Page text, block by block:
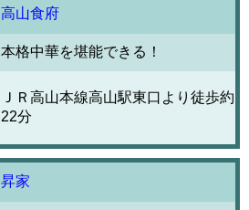
高山食府
本格中華を堪能できる！
ＪＲ高山本線高山駅東口より徒歩約
22分
昇家